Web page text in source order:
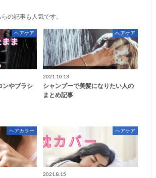
らの記事も人気です。
ヘアケア
ンやブラシ
ヘアケア
2021.10.13
シャンプーで美髪になりたい人の
まとめ記事
ヘアカラー ヘアケア
2021.8.15